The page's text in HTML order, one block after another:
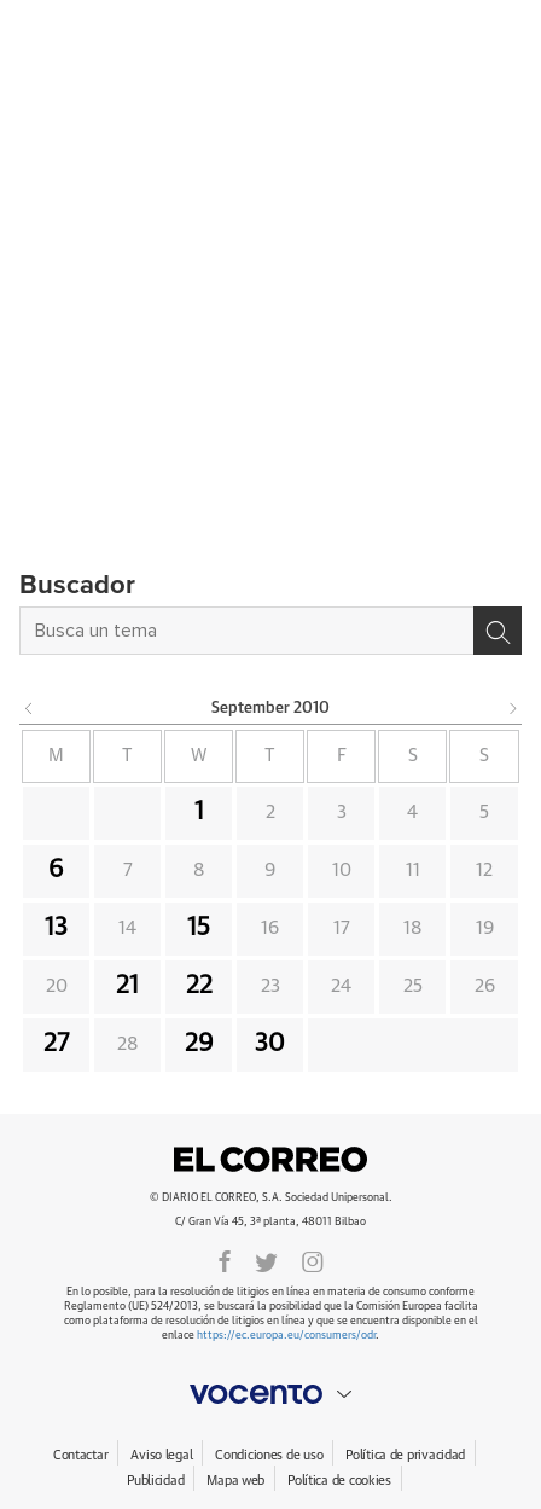
Buscador
September 2010
M W F S S
1 2 3 4 5
6 7 8 9 10 11 12
13 14 15 16 17 18 19
20 21 22 23 24 25 26
27 28 29 30
© DIARIO EL CORREO, S.A. Sociedad Unipersonal.
C/ Gran Vía 45, 3ª planta, 48011 Bilbao
En lo posible, para la resolución de litigios en línea en materia de consumo conforme
Reglamento (UE) 524/2013, se buscará la posibilidad que la Comisión Europea facilita
como plataforma de resolución de litigios en línea y que se encuentra disponible en el
enlace https://ec.europa.eu/consumers/odr.
Contactar Aviso legal Condiciones de uso
Política de privacidad
Publicidad
Mapa web Política de cookies